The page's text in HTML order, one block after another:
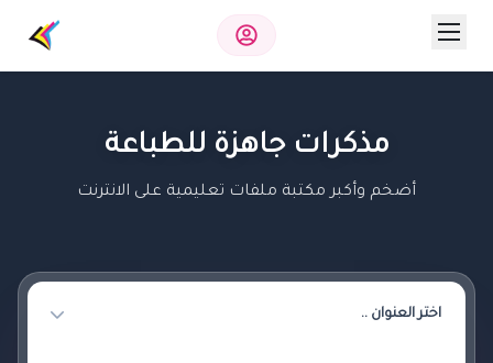
مذكرات جاهزة للطباعة
أضخم وأكبر مكتبة ملفات تعليمية على الانترنت